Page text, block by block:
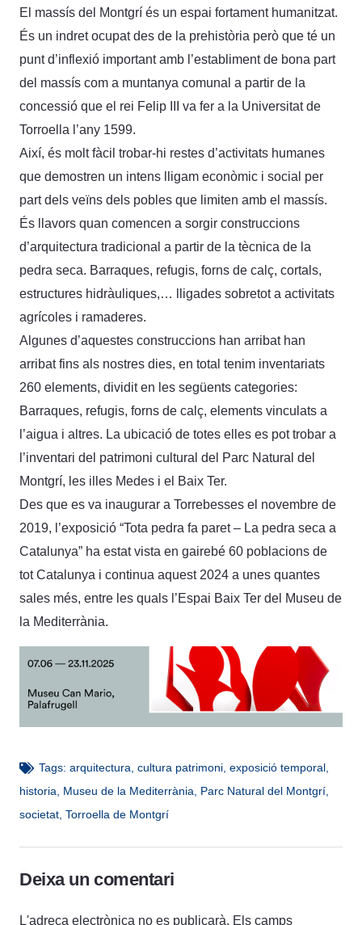
El massís del Montgrí és un espai fortament humanitzat.
És un indret ocupat des de la prehistòria però que té un
punt d’inflexió important amb l’establiment de bona part
del massís com a muntanya comunal a partir de la
concessió que el rei Felip III va fer a la Universitat de
Torroella l’any 1599.
Així, és molt fàcil trobar-hi restes d’activitats humanes
que demostren un intens lligam econòmic i social per
part dels veïns dels pobles que limiten amb el massís.
És llavors quan comencen a sorgir construccions
d’arquitectura tradicional a partir de la tècnica de la
pedra seca. Barraques, refugis, forns de calç, cortals,
estructures hidràuliques,… lligades sobretot a activitats
agrícoles i ramaderes.
Algunes d’aquestes construccions han arribat han
arribat fins als nostres dies, en total tenim inventariats
260 elements, dividit en les següents categories:
Barraques, refugis, forns de calç, elements vinculats a
l’aigua i altres. La ubicació de totes elles es pot trobar a
l’inventari del patrimoni cultural del Parc Natural del
Montgrí, les illes Medes i el Baix Ter.
Des que es va inaugurar a Torrebesses el novembre de
2019, l’exposició “Tota pedra fa paret – La pedra seca a
Catalunya” ha estat vista en gairebé 60 poblacions de
tot Catalunya i continua aquest 2024 a unes quantes
sales més, entre les quals l’Espai Baix Ter del Museu de
la Mediterrània.
Tags: arquitectura cultura patrimoni, exposició temporal,
historia
Museu de la Mediterrània Parc Natural del Montgrí
societat Torroella de Montgrí
Deixa un comentari
L'adreça electrònica no es publicarà. Els camps